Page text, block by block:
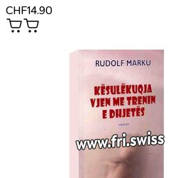
CHF14.90